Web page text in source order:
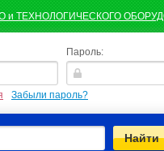
и ТЕХНОЛОГИЧЕСКОГО
Пароль:
Забыли пароль?